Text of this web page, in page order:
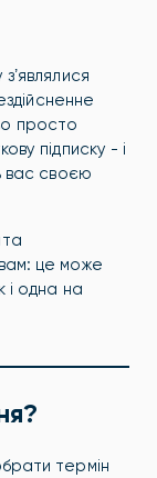
просто
підписку - і
вас своєю
це може
і одна на
термін